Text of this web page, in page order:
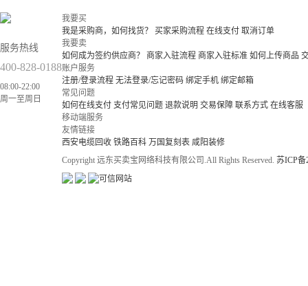
服务热线
400-828-0188
08:00-22:00
周一至周日
我要买
我是采购商，如何找货？
买家采购流程 在线支付 取消订单
我要卖
如何成为签约供应商？
商家入驻流程 商家入驻标准 如何上传商品
账户服务
注册/登录流程 无法登录/忘记密码 绑定手机 绑定邮箱
常见问题
如何在线支付 支付常见问题 退款说明 交易保障 联系方式 在线客服
移动端服务
友情链接
西安电缆回收 铁路百科 万国复刻表 咸阳装修
Copyright 远东买卖宝网络科技有限公司.All Rights Reserved. 苏ICP备